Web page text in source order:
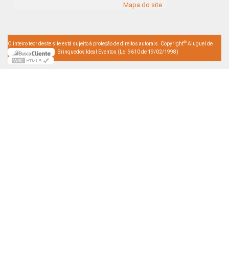
Mapa do site
O inteiro teor deste site está sujeito à proteção de direitos autorais. Copyright© Aluguel de
Brinquedos Ideal Eventos (Lei 9610 de 19/02/1998)